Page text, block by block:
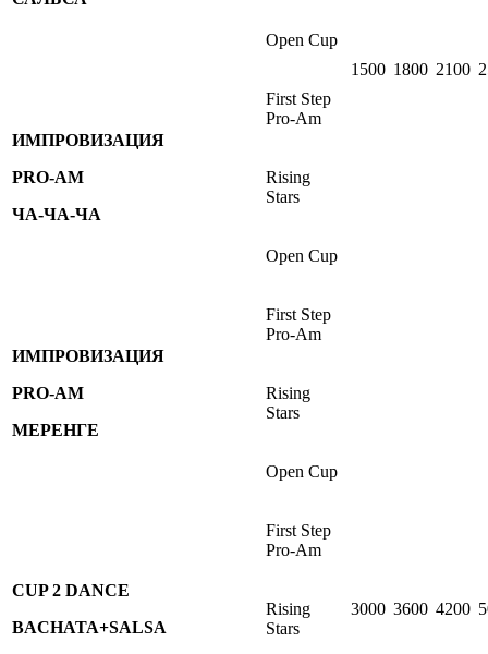
1500 1800 2100
Open Cup
ИМПРОВИЗАЦИЯ
PRO-AM
ЧА-ЧА-ЧА
First Step
Pro-Am
Rising
Stars
Open Cup
ИМПРОВИЗАЦИЯ
PRO-AM
МЕРЕНГЕ
First Step
Pro-Am
Rising
Stars
Open Cup
CUP 2 DANCE
BACHATA+SALSA
First Step
Pro-Am
3000 3600 4200
Rising
Stars